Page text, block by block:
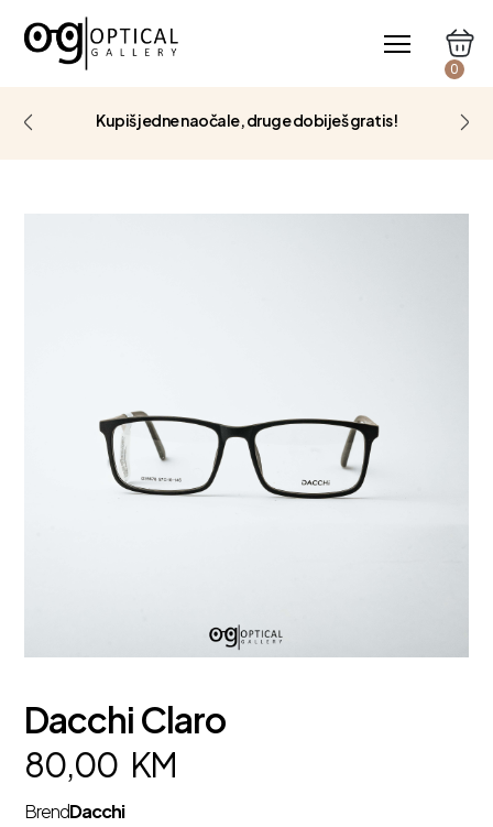
0
Kupiš jedne naočale, druge dobiješ gratis!
Dacchi Claro
80,00 KM
BrendDacchi